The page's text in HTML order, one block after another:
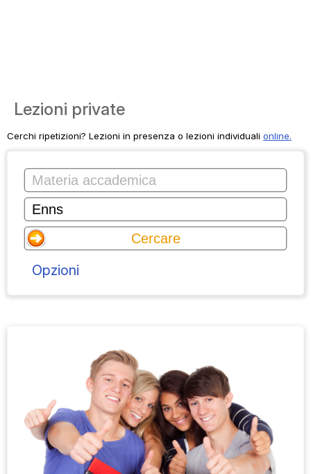
Lezioni private
Cerchi ripetizioni? Lezioni in presenza o lezioni individuali online.
Opzioni